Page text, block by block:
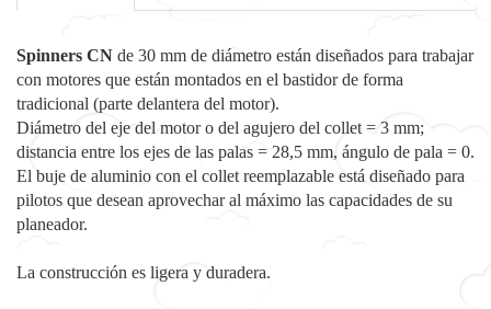
Spinners CN de 30 mm de diámetro están diseñados para trabajar
con motores que están montados en el bastidor de forma
tradicional (parte delantera del motor).
Diámetro del eje del motor o del agujero del collet = 3 mm;
distancia entre los ejes de las palas = 28,5 mm, ángulo de pala = 0.
El buje de aluminio con el collet reemplazable está diseñado para
pilotos que desean aprovechar al máximo las capacidades de su
planeador.
La construcción es ligera y duradera.